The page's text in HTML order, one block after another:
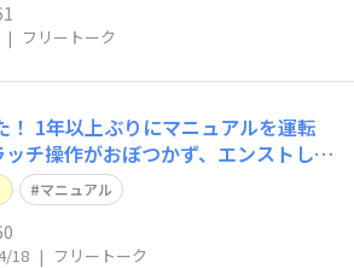
| フリートーク
！ 1年以上ぶりにマニュアルを運転
チ操作がおぼつかず、エンストしま
進がちょっとだめだめなのでたく
などあったら教えていただけると
花やっぱり買ってよかった！
マニュアル
18 | フリートーク